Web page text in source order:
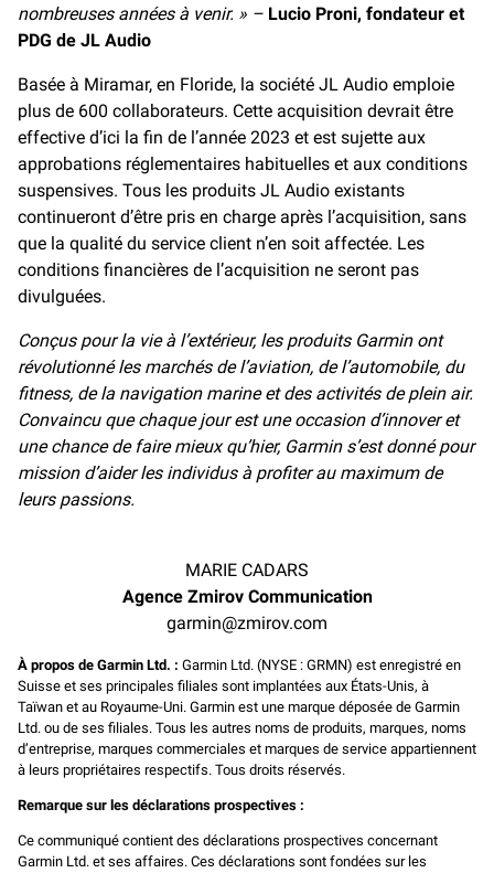
nombreuses années à venir. » – Lucio Proni, fondateur et
PDG de JL Audio
Basée à Miramar, en Floride, la société JL Audio emploie
plus de 600 collaborateurs. Cette acquisition devrait être
effective d’ici la fin de l’année 2023 et est sujette aux
approbations réglementaires habituelles et aux conditions
suspensives. Tous les produits JL Audio existants
continueront d’être pris en charge après l’acquisition, sans
que la qualité du service client n’en soit affectée. Les
conditions financières de l’acquisition ne seront pas
divulguées.
Conçus pour la vie à l’extérieur, les produits Garmin ont
révolutionné les marchés de l’aviation, de l’automobile, du
fitness, de la navigation marine et des activités de plein air.
Convaincu que chaque jour est une occasion d’innover et
une chance de faire mieux qu’hier, Garmin s’est donné pour
mission d’aider les individus à profiter au maximum de
leurs passions.
MARIE CADARS
Agence Zmirov Communication
garmin@zmirov.com
À propos de Garmin Ltd. : Garmin Ltd. (NYSE : GRMN) est enregistré en
Suisse et ses principales filiales sont implantées aux États-Unis, à
Taïwan et au Royaume-Uni. Garmin est une marque déposée de Garmin
Ltd. ou de ses filiales. Tous les autres noms de produits, marques, noms
d’entreprise, marques commerciales et marques de service appartiennent
à leurs propriétaires respectifs. Tous droits réservés.
Remarque sur les déclarations prospectives :
Ce communiqué contient des déclarations prospectives concernant
Garmin Ltd. et ses affaires. Ces déclarations sont fondées sur les